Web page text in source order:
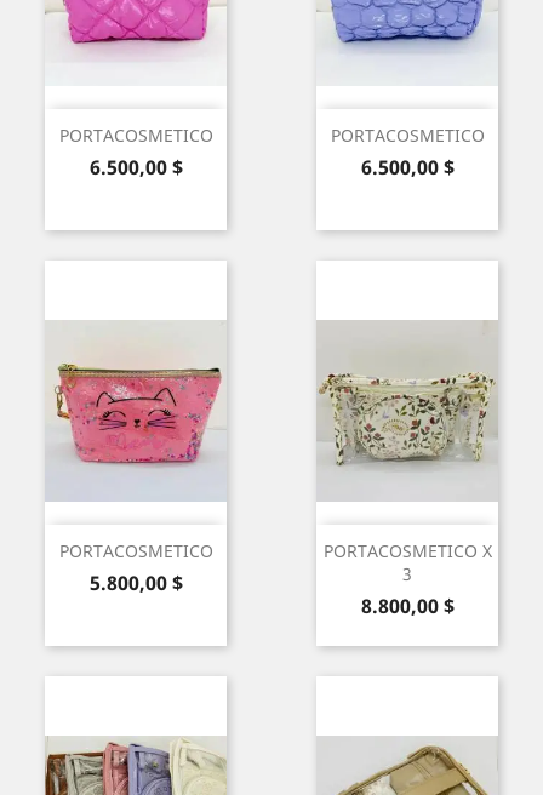
PORTACOSMETICO
Precio
6.500,00 $
PORTACOSMETICO
Precio
6.500,00 $
PORTACOSMETICO
Precio
5.800,00 $
PORTACOSMETICO X
3
Precio
8.800,00 $